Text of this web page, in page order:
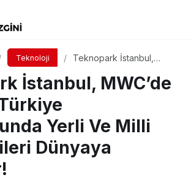
Teknoloji
Teknopark İstanbul,
Pavilyonunda Yerli Ve
Milli Teknolojileri
İstanbul, MWC’de
Yerli Ve Milli
Dünyaya